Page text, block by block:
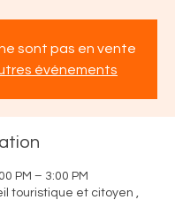
sont pas en vente
événements
PM – 3:00 PM
touristique et citoyen ,